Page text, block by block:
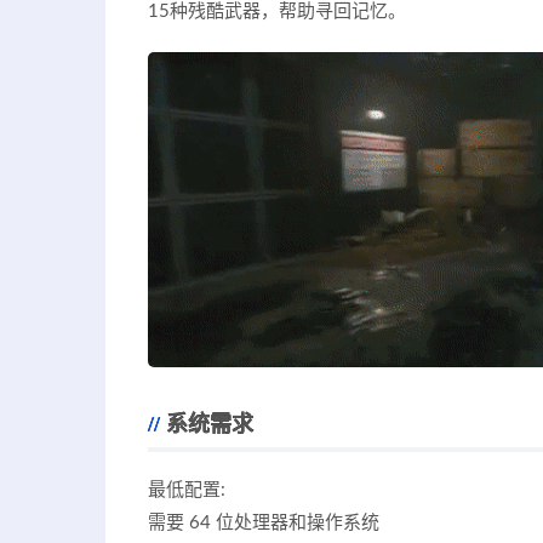
15种残酷武器，帮助寻回记忆。
系统需求
最低配置:
需要 64 位处理器和操作系统